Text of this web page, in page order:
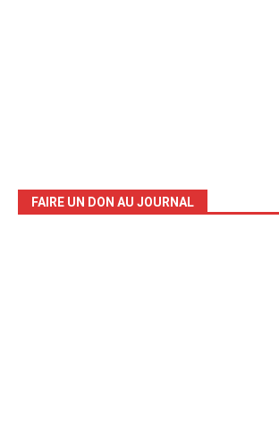
FAIRE UN DON AU JOURNAL